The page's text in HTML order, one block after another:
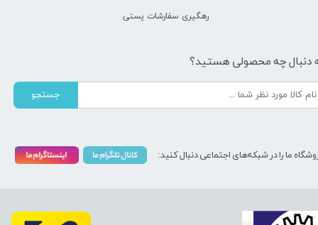
رهگیری سفارشات پستی
دنبال چه محصولی هستید؟
جستجو
ما را در شبکه‌های اجتماعی دنبال کنید: